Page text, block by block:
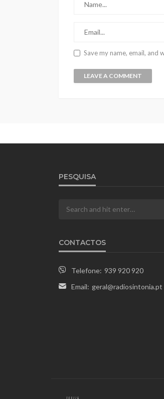
Save my name, email,
PESQUISA
CONTACTOS
Telefone: 939 920 920
Email: geral@radiosintonia.pt